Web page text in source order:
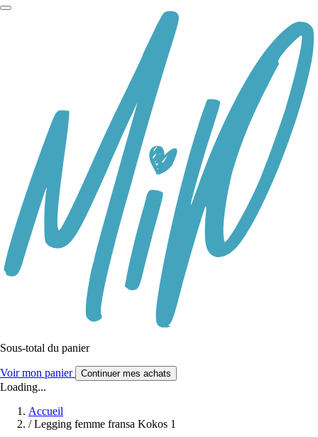
Sous-total du panier
Voir mon panier Continuer mes achats
Loading...
Accueil
/ Legging femme fransa Kokos 1